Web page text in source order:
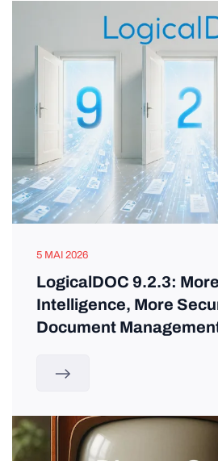
5 MAI 2026
LogicalDOC 9.2.3:
Intelligence, More
Document